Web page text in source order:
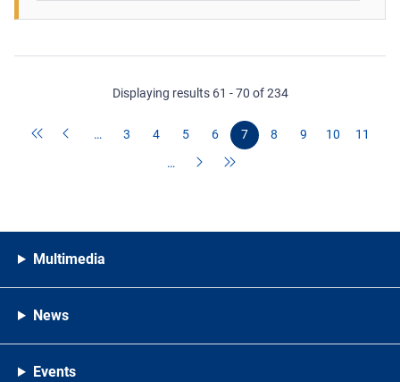
Displaying results 61 - 70 of 234
… 3 4 5 6 7 8 9 10
11
…
Multimedia
News
Events